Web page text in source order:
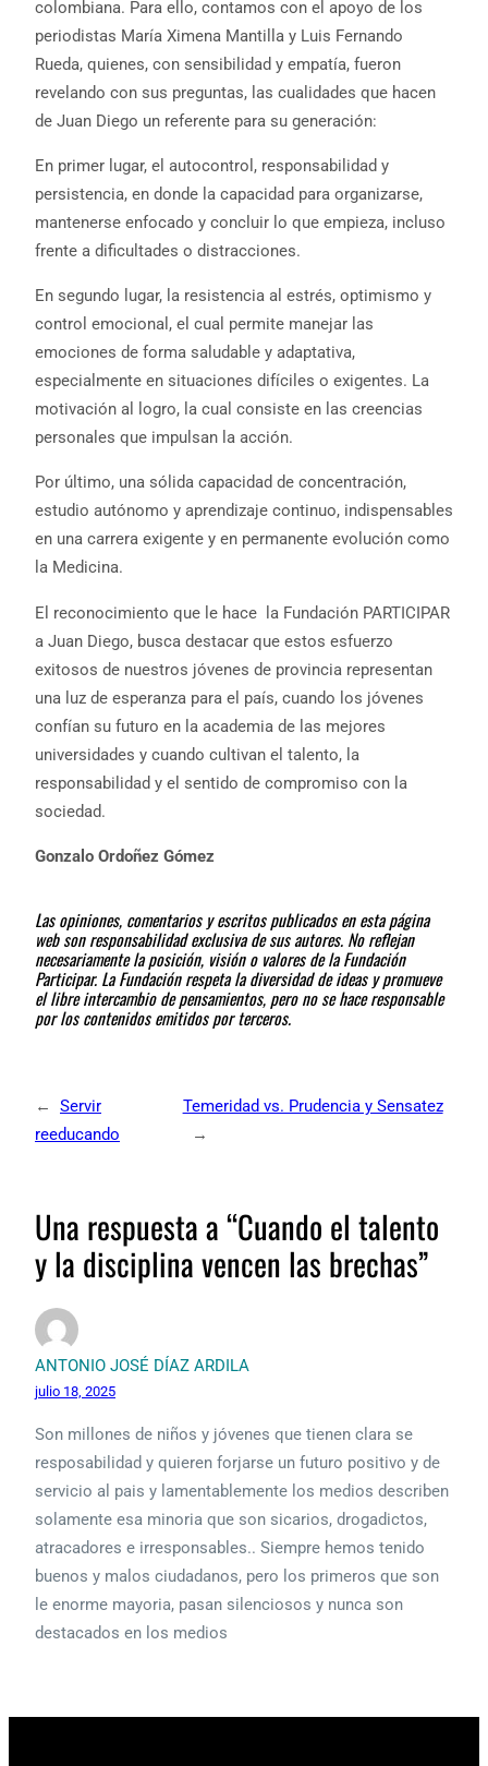
colombiana. Para ello, contamos con el apoyo de los
periodistas María Ximena Mantilla y Luis Fernando
Rueda, quienes, con sensibilidad y empatía, fueron
revelando con sus preguntas, las cualidades que hacen
de Juan Diego un referente para su generación:
En primer lugar, el autocontrol, responsabilidad y
persistencia, en donde la capacidad para organizarse,
mantenerse enfocado y concluir lo que empieza, incluso
frente a dificultades o distracciones.
En segundo lugar, la resistencia al estrés, optimismo y
control emocional, el cual permite manejar las
emociones de forma saludable y adaptativa,
especialmente en situaciones difíciles o exigentes. La
motivación al logro, la cual consiste en las creencias
personales que impulsan la acción.
Por último, una sólida capacidad de concentración,
estudio autónomo y aprendizaje continuo, indispensables
en una carrera exigente y en permanente evolución como
la Medicina.
El reconocimiento que le hace la Fundación PARTICIPAR
a Juan Diego, busca destacar que estos esfuerzo
exitosos de nuestros jóvenes de provincia representan
una luz de esperanza para el país, cuando los jóvenes
confían su futuro en la academia de las mejores
universidades y cuando cultivan el talento, la
responsabilidad y el sentido de compromiso con la
sociedad.
Gonzalo Ordoñez Gómez
Las opiniones, comentarios y escritos publicados en esta página
web son responsabilidad exclusiva de sus autores. No reflejan
necesariamente la posición, visión o valores de la Fundación
Participar. La Fundación respeta la diversidad de ideas y promueve
el libre intercambio de pensamientos, pero no se hace responsable
por los contenidos emitidos por terceros.
←
Servir
reeducando
Temeridad vs. Prudencia y Sensatez
→
Una respuesta a “Cuando el talento
y la disciplina vencen las brechas”
ANTONIO JOSÉ DÍAZ ARDILA
julio 18, 2025
Son millones de niños y jóvenes que tienen clara se
resposabilidad y quieren forjarse un futuro positivo y de
servicio al pais y lamentablemente los medios describen
solamente esa minoria que son sicarios, drogadictos,
atracadores e irresponsables.. Siempre hemos tenido
buenos y malos ciudadanos, pero los primeros que son
le enorme mayoria, pasan silenciosos y nunca son
destacados en los medios